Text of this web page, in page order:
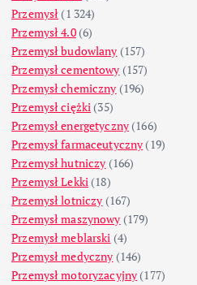
Przemysł (1 324)
Przemysł 4.0(6)
Przemysł budowlany (157)
Przemysł cementowy (157)
Przemysł chemiczny (196)
Przemysł ciężki (35)
Przemysł energetyczny (166)
Przemysł farmaceutyczny (19)
Przemysł hutniczy (166)
Przemysł Lekki (18)
Przemysł lotniczy (167)
Przemysł maszynowy (179)
Przemysł meblarski (4)
Przemysł medyczny (146)
Przemysł motoryzacyjny (177)